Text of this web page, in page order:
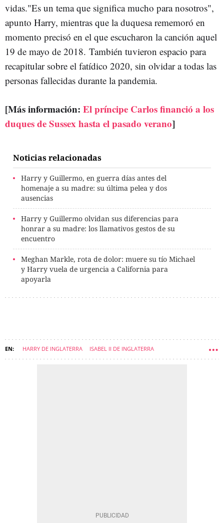
vidas."Es un tema que significa mucho para nosotros",
apunto Harry, mientras que la duquesa rememoró en
momento precisó en el que escucharon la canción aquel
19 de mayo de 2018. También tuvieron espacio para
recapitular sobre el fatídico 2020, sin olvidar a todas las
personas fallecidas durante la pandemia.
[Más información: El príncipe Carlos financió a los
duques de Sussex hasta el pasado verano]
Noticias relacionadas
Harry y Guillermo, en guerra días antes del
homenaje a su madre: su última pelea y dos
ausencias
Harry y Guillermo olvidan sus diferencias para
honrar a su madre: los llamativos gestos de su
encuentro
Meghan Markle, rota de dolor: muere su tío Michael
y Harry vuela de urgencia a California para
apoyarla
HARRY DE INGLATERRA ISABEL II DE INGLATERRA